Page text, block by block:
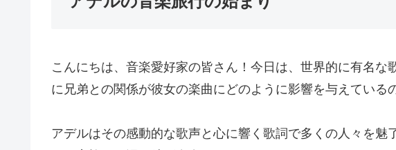
こんにちは、音楽愛好家の皆さん！今日は、世界的に有名な
に兄弟との関係が彼女の楽曲にどのように影響を与えている
アデルはその感動的な歌声と心に響く歌詞で多くの人々を魅